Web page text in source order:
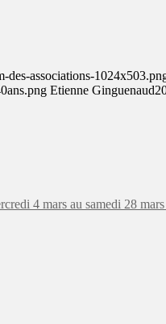
associations-
Etienne Ginguenaud
4 mars au samedi 28